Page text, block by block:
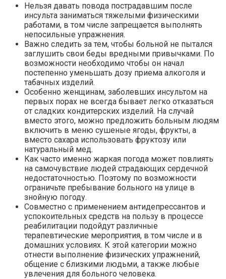
Нельзя давать повода пострадавшим после
инсульта заниматься тяжелыми физическими
работами, в том числе запрещается выполнять
непосильные упражнения.
Важно следить за тем, чтобы больной не пытался
заглушить свои беды вредными привычками. По
возможности необходимо чтобы он начал
постепенно уменьшать дозу приема алкоголя и
табачных изделий.
Особенно женщинам, заболевших инсультом на
первых порах не всегда бывает легко отказаться
от сладких кондитерских изделий. На случай
вместо этого, можно предложить больным людям
включить в меню сушеные ягоды, фрукты, а
вместо сахара использовать фруктозу или
натуральный мед.
Как часто именно жаркая погода может повлиять
на самочувствие людей страдающих сердечной
недостаточностью. Поэтому по возможности
ограничьте пребывание больного на улице в
знойную погоду.
Совместно с применением антидепрессантов и
успокоительных средств на пользу в процессе
реабилитации подойдут различные
терапевтические мероприятия, в том числе и в
домашних условиях. К этой категории можно
отнести выполнение физических упражнений,
общение с близкими людьми, а также любые
увлечения для больного человека.